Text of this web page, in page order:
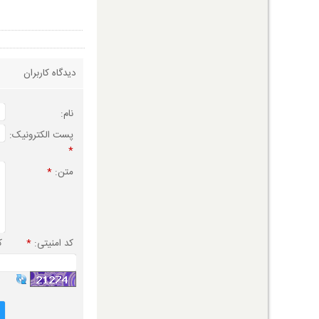
دیدگاه کاربران
نام:
پست الکترونیک:
*
متن: *
کد امنیتی: *